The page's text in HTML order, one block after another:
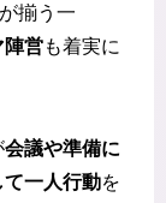
揃う一
陣営も着実に
会議や準備に
一人行動を